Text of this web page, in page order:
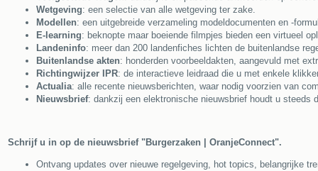
Wetgeving: een selectie van alle wetgeving ter zake.
Modellen: een uitgebreide verzameling modeldocumenten en -
E-learning: beknopte maar boeiende filmpjes bieden een virtueel
Landeninfo: meer dan 200 landenfiches lichten de buitenlandse
Buitenlandse akten: honderden voorbeeldakten, aangevuld met
Richtingwijzer IPR: de interactieve leidraad die u met enkele
Actualia: alle recente nieuwsberichten, waar nodig voorzien van
Nieuwsbrief: dankzij een elektronische nieuwsbrief houdt u steeds
Schrijf u in op de nieuwsbrief "Burgerzaken | OranjeConnect".
Ontvang updates over nieuwe regelgeving, hot topics, belangrijke